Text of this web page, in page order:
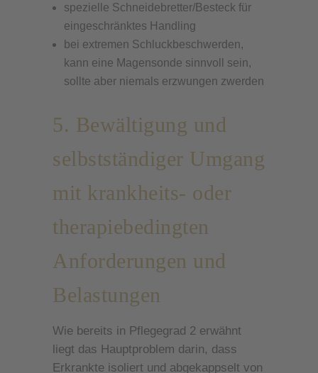
spezielle Schneidebretter/Besteck für
eingeschränktes Handling
bei extremen Schluckbeschwerden,
kann eine Magensonde sinnvoll sein,
sollte aber niemals erzwungen zwerden
5. Bewältigung und
selbstständiger Umgang
mit krankheits- oder
therapiebedingten
Anforderungen und
Belastungen
Wie bereits in Pflegegrad 2 erwähnt
liegt das Hauptproblem darin, dass
Erkrankte isoliert und abgekappselt von